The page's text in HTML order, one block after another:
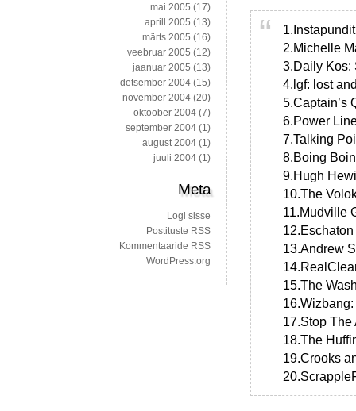
2.Michelle
3.Daily Kos:
4.lgf: lost
5.Captain’s
6.Power
7.Talking
8.Boing
9.Hugh
10.The
11.Mudville
13.Andrew
15.The
17.Stop
18.The
19.Crooks
mai 2005 (17)
aprill 2005 (13)
märts 2005 (16)
veebruar 2005 (12)
jaanuar 2005 (13)
detsember 2004 (15)
november 2004 (20)
oktoober 2004 (7)
september 2004 (1)
august 2004 (1)
juuli 2004 (1)
Meta
Logi sisse
Postituste RSS
Kommentaaride RSS
WordPress.org